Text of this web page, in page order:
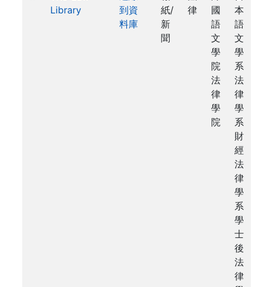
Library
到資
料庫
紙/
新
聞
律
國
語
文
學
院
法
律
學
院
本
語
文
學
系
法
律
學
系
財
經
法
律
學
系
學
士
後
法
律